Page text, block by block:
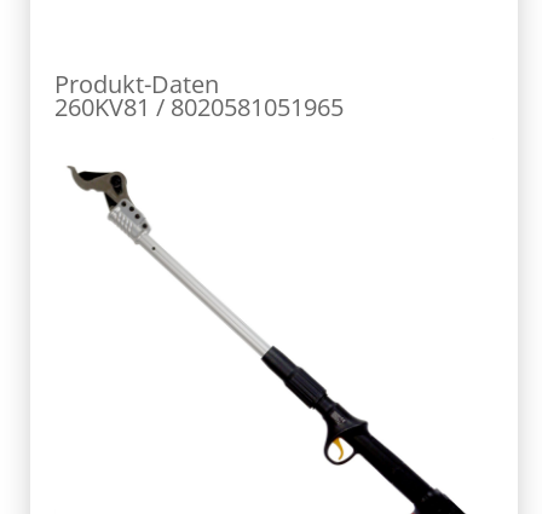
Produkt-Daten
260KV81 / 8020581051965